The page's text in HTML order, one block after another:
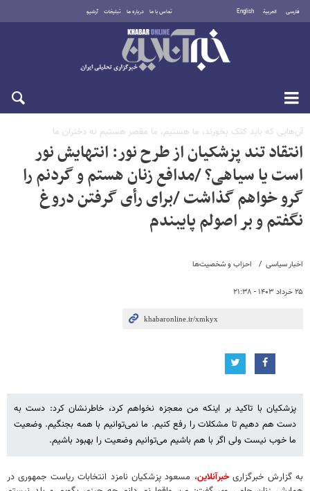
فارسی العربية English تماس با ما درباره ما تبلیغات آرشیو
یکشنبه ۱۸ مرداد ۱۴۰۵
اخبار سیاسی احزاب و شخصیت‌ها
۲۵ خرداد ۱۴۰۳ - ۲۱:۳۸
آن‌هایی که باید کتک بخورند، ما هستیم، ما مقصر هستیم نه دختران ما
انتقاد تند پزشکیان از طرح نور: انتهایش نور
است یا سیاهی؟ /مدافع زنان هستم و گردنم را
گرو خواهم گذاشت /برای رأی گرفتن دروغ
نگفتم و بر اصولم پایبندم
پزشکیان با تاکید بر اینکه من معجزه نخواهم کرد، خاطرنشان کرد: دست به
دست هم دهیم تا مشکلات را رفع کنیم. ما نمی‌توانیم با همه بجنگیم. وضعیت
ما خوب نیست ولی اگر با هم باشیم می‌توانیم وضعیت را بهبود باشیم.
به گزارش خبرگزاریخبرآنلاین، مسعود پزشکیان نامزد انتخابات ریاست جمهوری در